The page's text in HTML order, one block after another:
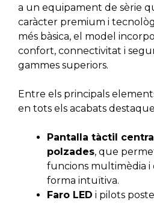
a un equipament de sèrie
caràcter premium i
més bàsica, el model
confort, connectivitat i
gammes superiors.
Entre els principals
en tots els acabats
Pantalla tàctil
polzades, que
funcions multimèdia i
forma intuïtiva.
Faro LED i pilots